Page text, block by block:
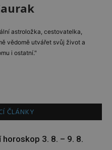
astroložka, cestovatelka,
vědomě utvářet svůj život a
i ostatní."
ČLÁNKY
horoskop 3. 8. – 9. 8.